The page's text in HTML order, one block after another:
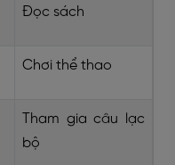
Đọc sách
Chơi thể thao
Tham gia câu lạc
bộ